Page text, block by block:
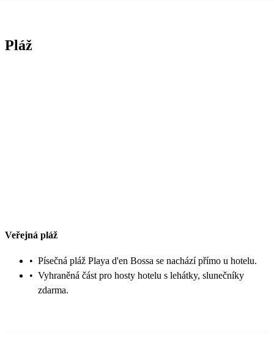
Pláž
Veřejná pláž
• Písečná pláž Playa d'en Bossa se nachází přímo u hotelu.
• Vyhraněná část pro hosty hotelu s lehátky, slunečníky
zdarma.